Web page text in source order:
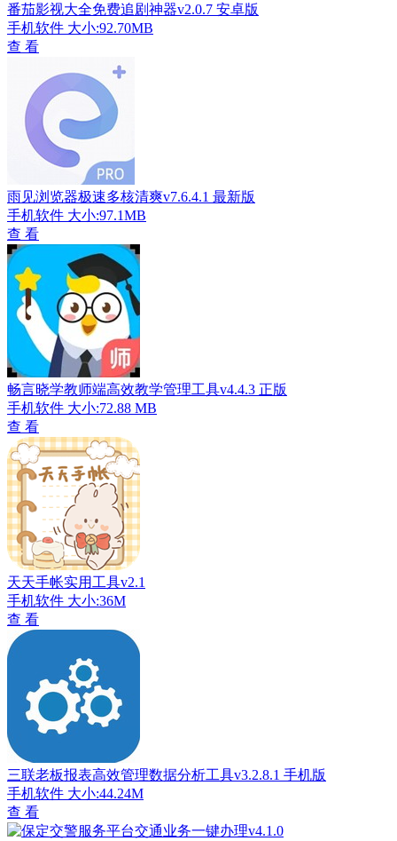
番茄影视大全免费追剧神器v2.0.7 安卓版
手机软件 大小:92.70MB
查 看
雨见浏览器极速多核清爽v7.6.4.1 最新版
手机软件 大小:97.1MB
查 看
畅言晓学教师端高效教学管理工具v4.4.3 正版
手机软件 大小:72.88 MB
查 看
天天手帐实用工具v2.1
手机软件 大小:36M
查 看
三联老板报表高效管理数据分析工具v3.2.8.1 手机版
手机软件 大小:44.24M
查 看